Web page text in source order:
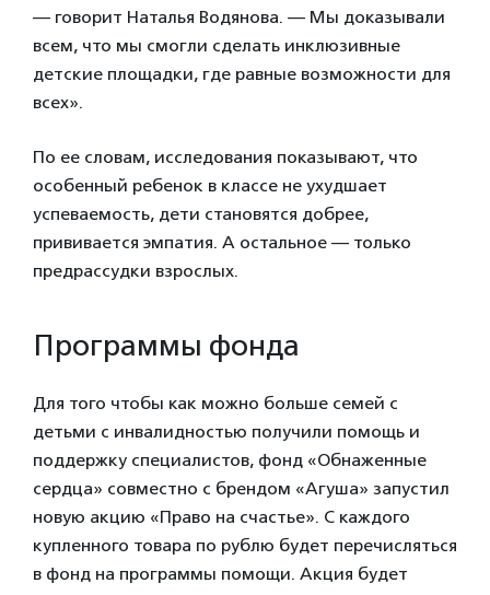
— говорит Наталья Водянова. — Мы доказывали
всем, что мы смогли сделать инклюзивные
детские площадки, где равные возможности для
всех».
По ее словам, исследования показывают, что
особенный ребенок в классе не ухудшает
успеваемость, дети становятся добрее,
прививается эмпатия. А остальное — только
предрассудки взрослых.
Программы фонда
Для того чтобы как можно больше семей с
детьми с инвалидностью получили помощь и
поддержку специалистов, фонд «Обнаженные
сердца» совместно с брендом «Агуша» запустил
новую акцию «Право на счастье». С каждого
купленного товара по рублю будет перечисляться
в фонд на программы помощи. Акция будет